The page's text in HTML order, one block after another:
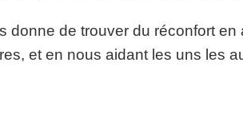
donne de trouver du réconfort en
et en nous aidant les uns les